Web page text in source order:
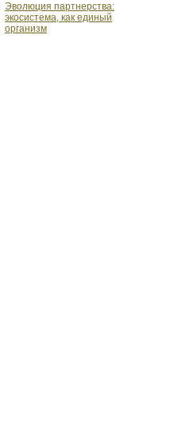
Эволюция партнерства:
экосистема, как единый
организм